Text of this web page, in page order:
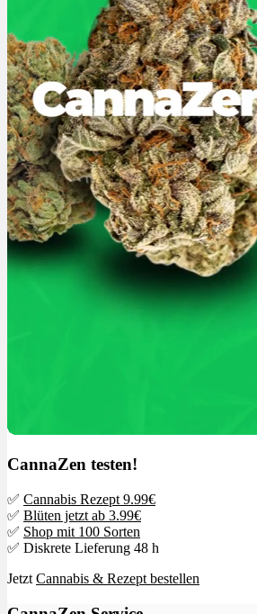
CannaZen testen!
✅ Cannabis Rezept 9.99€
✅ Blüten jetzt ab 3.99€
✅ Shop mit 100 Sorten
✅ Diskrete Lieferung 48 h
Jetzt Cannabis & Rezept bestellen